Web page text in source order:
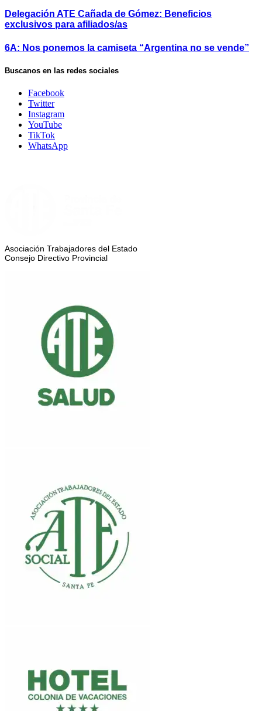
Delegación ATE Cañada de Gómez: Beneficios
exclusivos para afiliados/as
6A: Nos ponemos la camiseta “Argentina no se vende”
Buscanos en las redes sociales
Facebook
Twitter
Instagram
YouTube
TikTok
WhatsApp
Asociación Trabajadores del Estado
Consejo Directivo Provincial